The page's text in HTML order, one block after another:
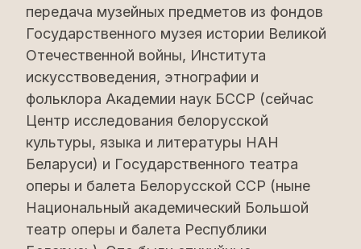
передача музейных предметов из фондов
Государственного музея истории Великой
Отечественной войны, Института
искусствоведения, этнографии и
фольклора Академии наук БССР (сейчас
Центр исследования белорусской
культуры, языка и литературы НАН
Беларуси) и Государственного театра
оперы и балета Белорусской ССР (ныне
Национальный академический Большой
театр оперы и балета Республики